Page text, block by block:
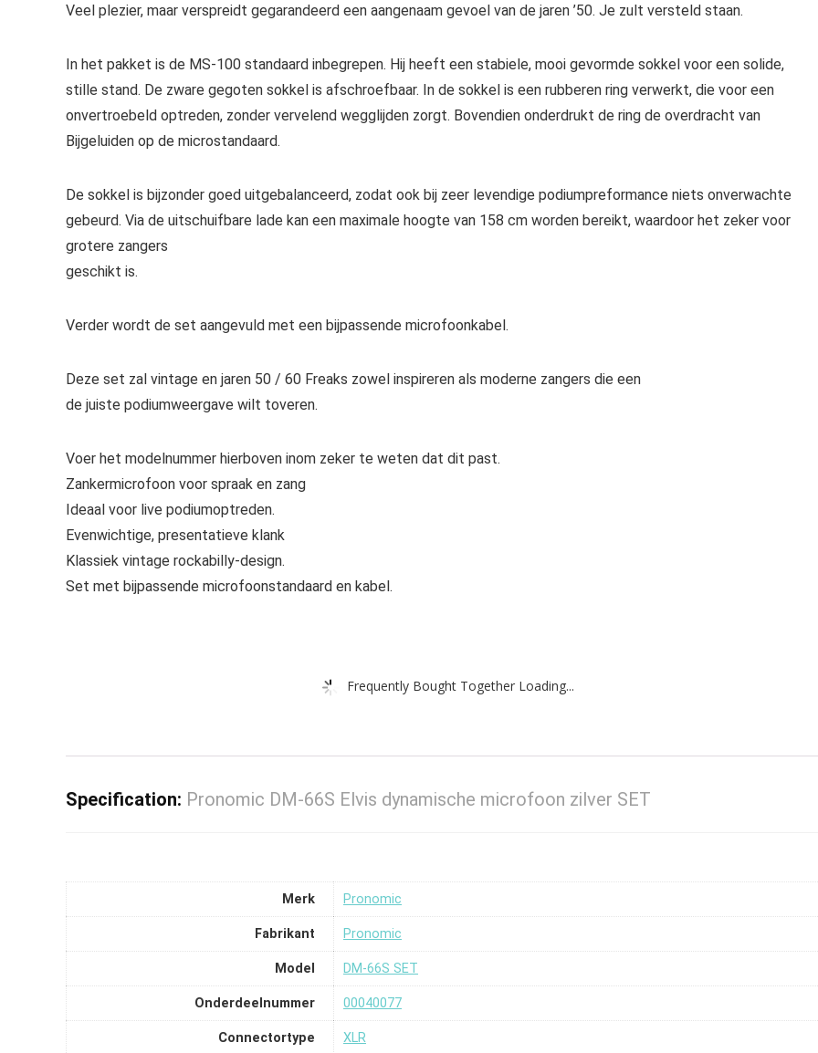
Veel plezier, maar verspreidt gegarandeerd een aangenaam gevoel van de jaren ’50. Je zult versteld staan.
In het pakket is de MS-100 standaard inbegrepen. Hij heeft een stabiele, mooi gevormde sokkel voor een solide,
stille stand. De zware gegoten sokkel is afschroefbaar. In de sokkel is een rubberen ring verwerkt, die voor een
onvertroebeld optreden, zonder vervelend wegglijden zorgt. Bovendien onderdrukt de ring de overdracht van
Bijgeluiden op de microstandaard.
De sokkel is bijzonder goed uitgebalanceerd, zodat ook bij zeer levendige podiumpreformance niets onverwachte
gebeurd. Via de uitschuifbare lade kan een maximale hoogte van 158 cm worden bereikt, waardoor het zeker voor
grotere zangers
geschikt is.
Verder wordt de set aangevuld met een bijpassende microfoonkabel.
Deze set zal vintage en jaren 50 / 60 Freaks zowel inspireren als moderne zangers die een
de juiste podiumweergave wilt toveren.
Voer het modelnummer hierboven inom zeker te weten dat dit past.
Zankermicrofoon voor spraak en zang
Ideaal voor live podiumoptreden.
Evenwichtige, presentatieve klank
Klassiek vintage rockabilly-design.
Set met bijpassende microfoonstandaard en kabel.
Frequently Bought Together Loading...
Specification: Pronomic DM-66S Elvis dynamische microfoon zilver SET
Merk ‎Pronomic
Fabrikant ‎Pronomic
Model ‎DM-66S SET
Onderdeelnummer ‎00040077
Connectortype ‎XLR